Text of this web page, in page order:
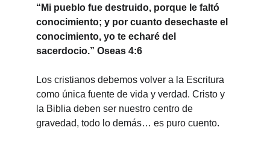
“Mi pueblo fue destruido, porque le faltó
conocimiento; y por cuanto desechaste el
conocimiento, yo te echaré del
sacerdocio.” Oseas 4:6
Los cristianos debemos volver a la Escritura
como única fuente de vida y verdad. Cristo y
la Biblia deben ser nuestro centro de
gravedad, todo lo demás… es puro cuento.